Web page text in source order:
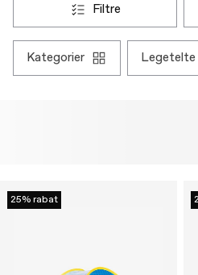
filtre
kategorier legetelte
25% rabat